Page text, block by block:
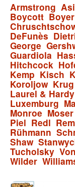
Armstrong
Boycott Boyer
DeFunès
George
Guardiola
Hitchcock
Kemp Kisch
Koroljow Krug
Laurel & Hardy
Luxemburg
Monroe Moser
Piel Redl
Rühmann
Shaw
Tucholsky
Wilder